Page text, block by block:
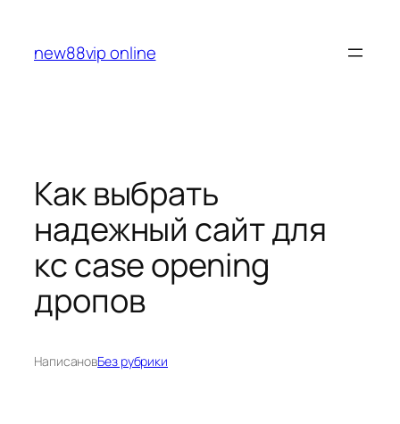
содержимому
new88vip online
Как выбрать
надежный сайт для
кс case opening
дропов
НаписановБез рубрики